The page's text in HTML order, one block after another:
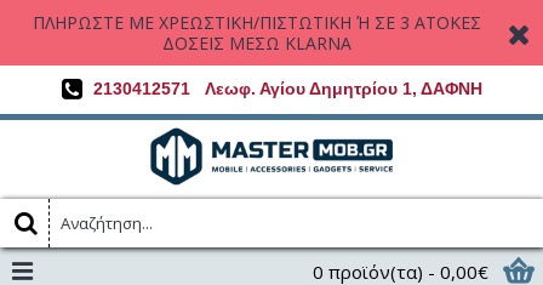
ΠΛΗΡΩΣΤΕ ΜΕ ΧΡΕΩΣΤΙΚΗ/ΠΙΣΤΩΤΙΚΗ Ή ΣΕ 3 ΑΤΟΚΕΣ
ΔΟΣΕΙΣ ΜΕΣΩ KLARNA
2130412571 Λεωφ. Αγίου Δημητρίου 1, ΔΑΦΝΗ
0 προϊόν(τα) - 0,00€